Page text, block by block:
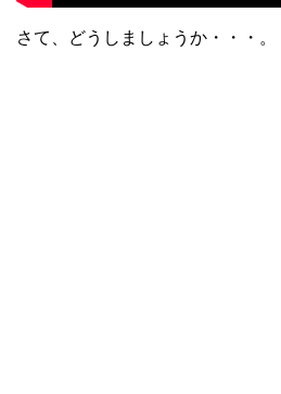
さて、どうしましょうか・・・。